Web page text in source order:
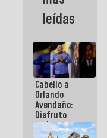
Gobierno
Nacional
leídas
Cabello a
Orlando
Avendaño:
Disfruto
cada vez